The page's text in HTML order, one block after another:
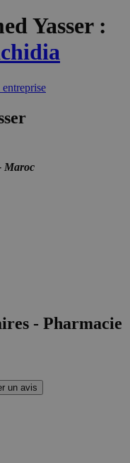
Yasser:
Maroc
- Pharmacie
un avis